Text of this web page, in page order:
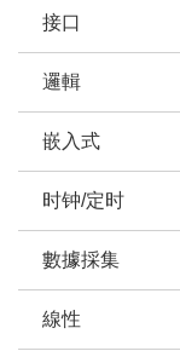
接口
邏輯
嵌入式
时钟/定时
數據採集
線性